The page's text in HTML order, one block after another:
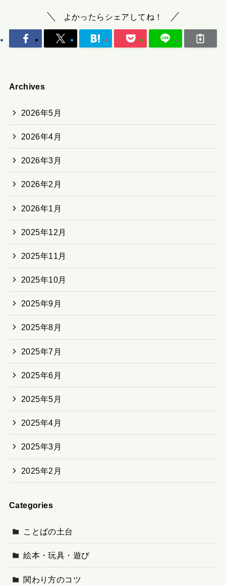
よかったらシェアしてね！
Archives
2026年5月
2026年4月
2026年3月
2026年2月
2026年1月
2025年12月
2025年11月
2025年10月
2025年9月
2025年8月
2025年7月
2025年6月
2025年5月
2025年4月
2025年3月
2025年2月
Categories
ことばの土台
絵本・玩具・遊び
関わり方のコツ